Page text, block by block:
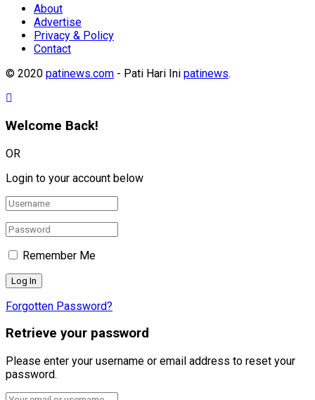
About
Advertise
Privacy & Policy
Contact
© 2020 patinews.com - Pati Hari Ini patinews.
Welcome Back!
OR
Login to your account below
Remember Me
Forgotten Password?
Retrieve your password
Please enter your username or email address to reset your
password.